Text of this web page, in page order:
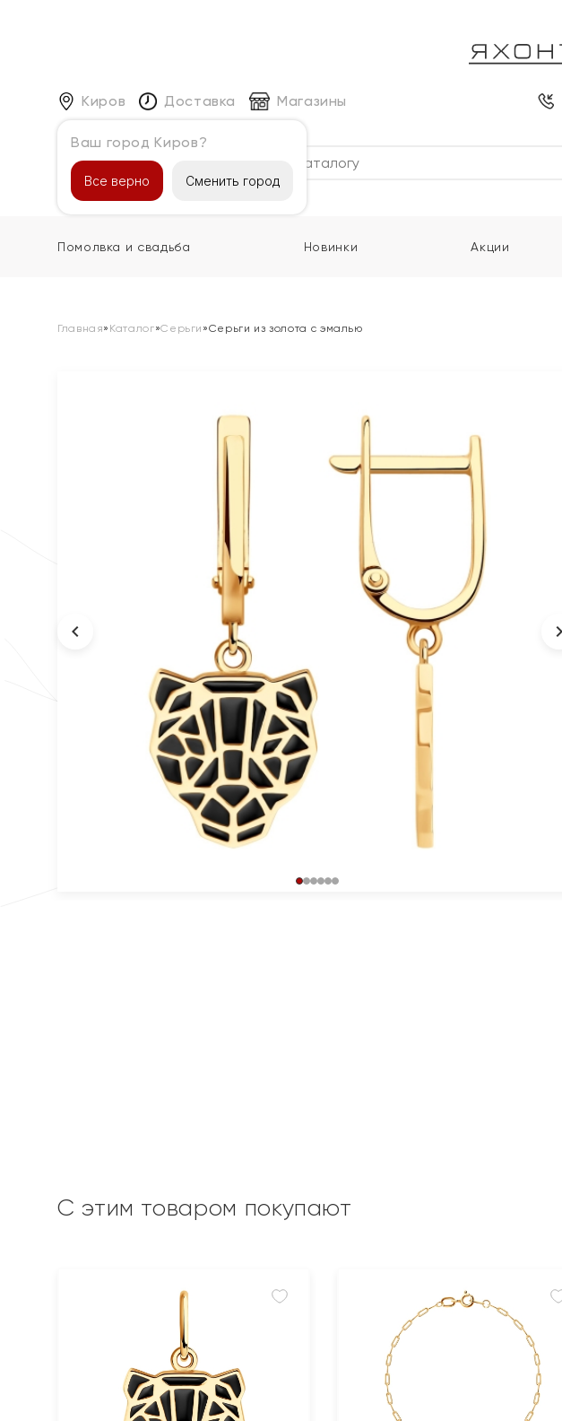
Киров
Ваш город Киров?
Все верно Сменить город
Доставка Магазины
Каталог
Помолвка и свадьба Новинки Акции
Главная» Каталог»Серьги »Серьги из золота с эмалью
С этим товаром покупают